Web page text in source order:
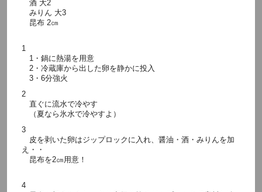
酒 大2
みりん 大3
昆布 2㎝
1
1・鍋に熱湯を用意
2・冷蔵庫から出した卵を静かに投入
3・6分強火
2
直ぐに流水で冷やす
（夏なら氷水で冷やすよ）
3
皮を剥いた卵はジップロックに入れ、醤油・酒・みりんを加
え・・
昆布を2㎝用意！
4